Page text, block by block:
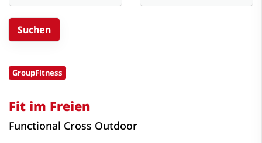
GroupFitness
Fit im Freien
Functional Cross Outdoor